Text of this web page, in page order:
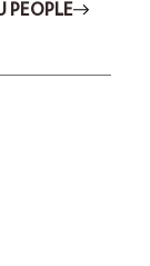
PEOPLE